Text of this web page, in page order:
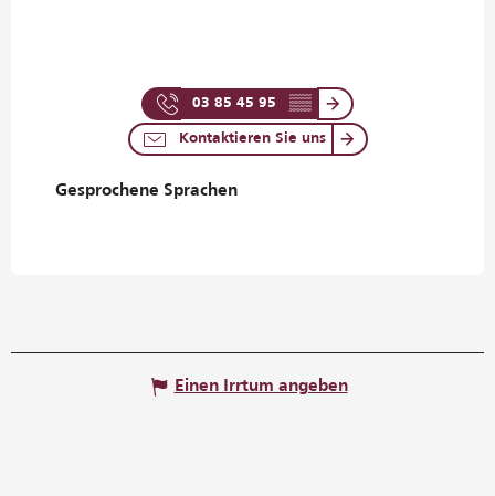
03 85 45 95 ▒▒
Kontaktieren Sie uns
Gesprochene Sprachen
Gesprochene Sprachen
Einen Irrtum angeben